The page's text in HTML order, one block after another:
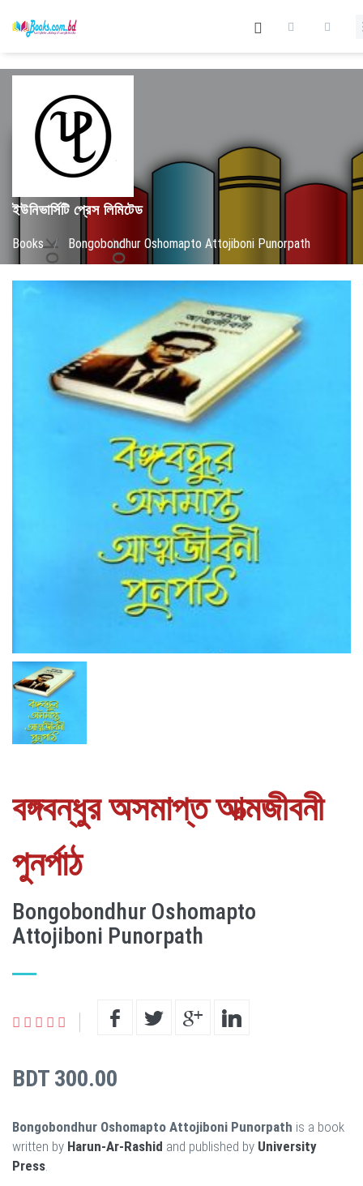
ইউনিভার্সিটি প্রেস লিমিটেড
Books / Bongobondhur Oshomapto Attojiboni Punorpath
বঙ্গবন্ধুর অসমাপ্ত আত্মজীবনী
পুনর্পাঠ
Bongobondhur Oshomapto
Attojiboni Punorpath
BDT 300.00
Bongobondhur Oshomapto Attojiboni Punorpath is a book
written by Harun-Ar-Rashid and published by University
Press